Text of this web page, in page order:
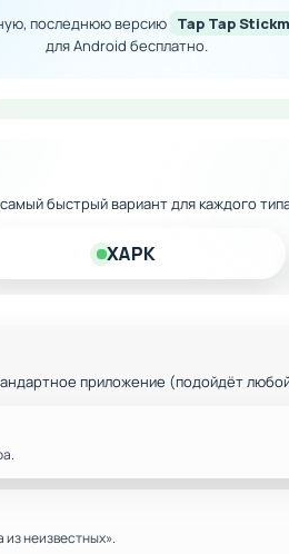
боевой группы
последнюю версию Tap Tap
для Android бесплатно.
быстрый вариант для каждого
XAPK
приложение (подойдёт
неизвестных».